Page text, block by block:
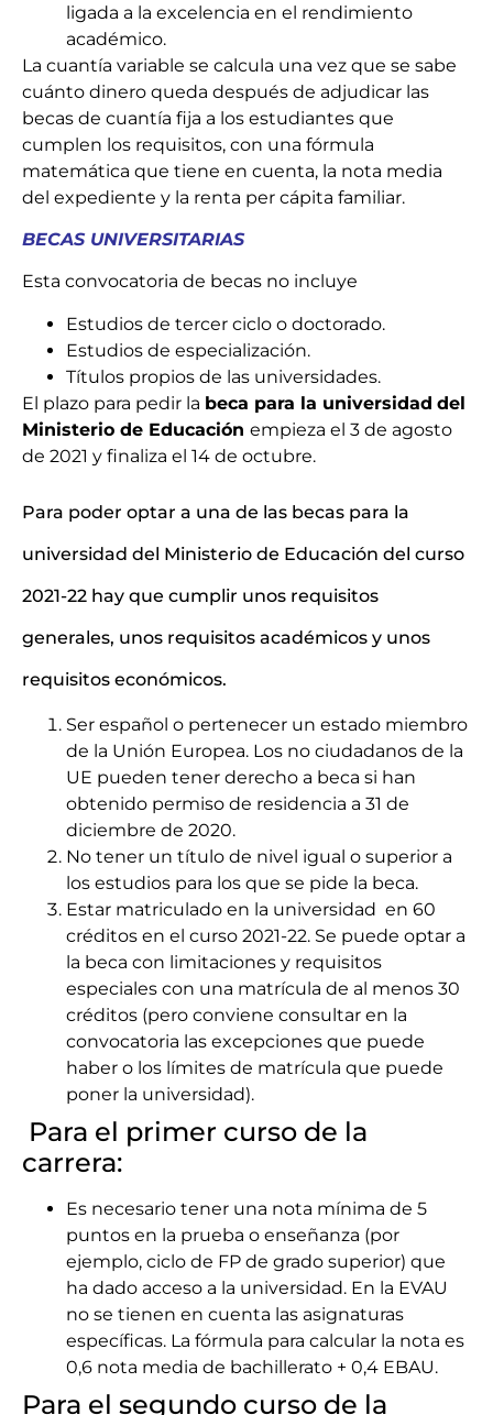
ligada a la excelencia en el rendimiento
académico.
La cuantía variable se calcula una vez que se sabe
cuánto dinero queda después de adjudicar las
becas de cuantía fija a los estudiantes que
cumplen los requisitos, con una fórmula
matemática que tiene en cuenta, la nota media
del expediente y la renta per cápita familiar.
BECAS UNIVERSITARIAS
Esta convocatoria de becas no incluye
Estudios de tercer ciclo o doctorado.
Estudios de especialización.
Títulos propios de las universidades.
El plazo para pedir la beca para la universidad del
Ministerio de Educación empieza el 3 de agosto
de 2021 y finaliza el 14 de octubre.
Para poder optar a una de las becas para la
universidad del Ministerio de Educación del curso
2021-22 hay que cumplir unos requisitos
generales, unos requisitos académicos y unos
requisitos económicos.
Ser español o pertenecer un estado miembro
de la Unión Europea. Los no ciudadanos de la
UE pueden tener derecho a beca si han
obtenido permiso de residencia a 31 de
diciembre de 2020.
No tener un título de nivel igual o superior a
los estudios para los que se pide la beca.
Estar matriculado en la universidad en 60
créditos en el curso 2021-22. Se puede optar a
la beca con limitaciones y requisitos
especiales con una matrícula de al menos 30
créditos (pero conviene consultar en la
convocatoria las excepciones que puede
haber o los límites de matrícula que puede
poner la universidad).
Para el primer curso de la
carrera:
Es necesario tener una nota mínima de 5
puntos en la prueba o enseñanza (por
ejemplo, ciclo de FP de grado superior) que
ha dado acceso a la universidad. En la EVAU
no se tienen en cuenta las asignaturas
específicas. La fórmula para calcular la nota es
0,6 nota media de bachillerato + 0,4 EBAU.
Para el segundo curso de la